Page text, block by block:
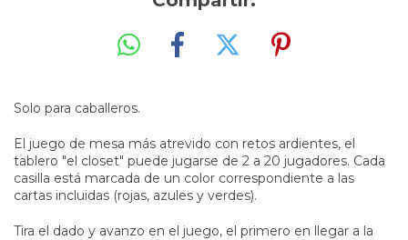
Solo para caballeros.
El juego de mesa más atrevido con retos ardientes, el
tablero "el closet" puede jugarse de 2 a 20 jugadores. Cada
casilla está marcada de un color correspondiente a las
cartas incluidas (rojas, azules y verdes).
Tira el dado y avanzo en el juego, el primero en llegar a la